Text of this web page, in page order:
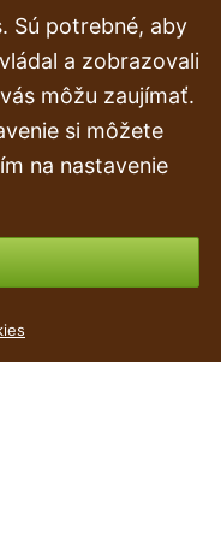
Sú potrebné, aby
a zobrazovali
môžu zaujímať.
si môžete
na nastavenie